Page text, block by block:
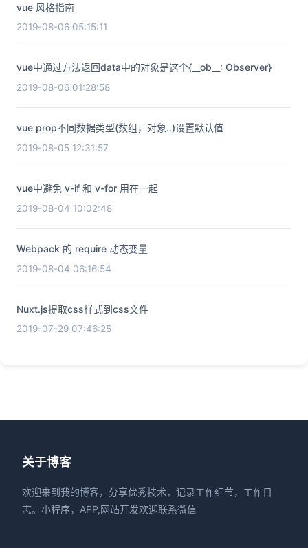
vue 风格指南
2019-08-06 05:15:11
vue中通过方法返回data中的对象是这个{__ob__: Observer}
2019-08-06 01:28:58
vue prop不同数据类型(数组，对象..)设置默认值
2019-08-05 12:31:57
vue中避免 v-if 和 v-for 用在一起
2019-08-04 10:02:48
Webpack 的 require 动态变量
2019-08-04 06:16:54
Nuxt.js提取css样式到css文件
2019-07-29 07:46:25
关于博客
欢迎来到我的博客，分享优秀技术，记录工作细节，工作日
志。小程序，APP,网站开发欢迎联系微信